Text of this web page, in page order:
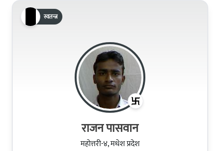
स्वतन्त्र
राजन पासवान
महोत्तरी-४, मधेश प्रदेश